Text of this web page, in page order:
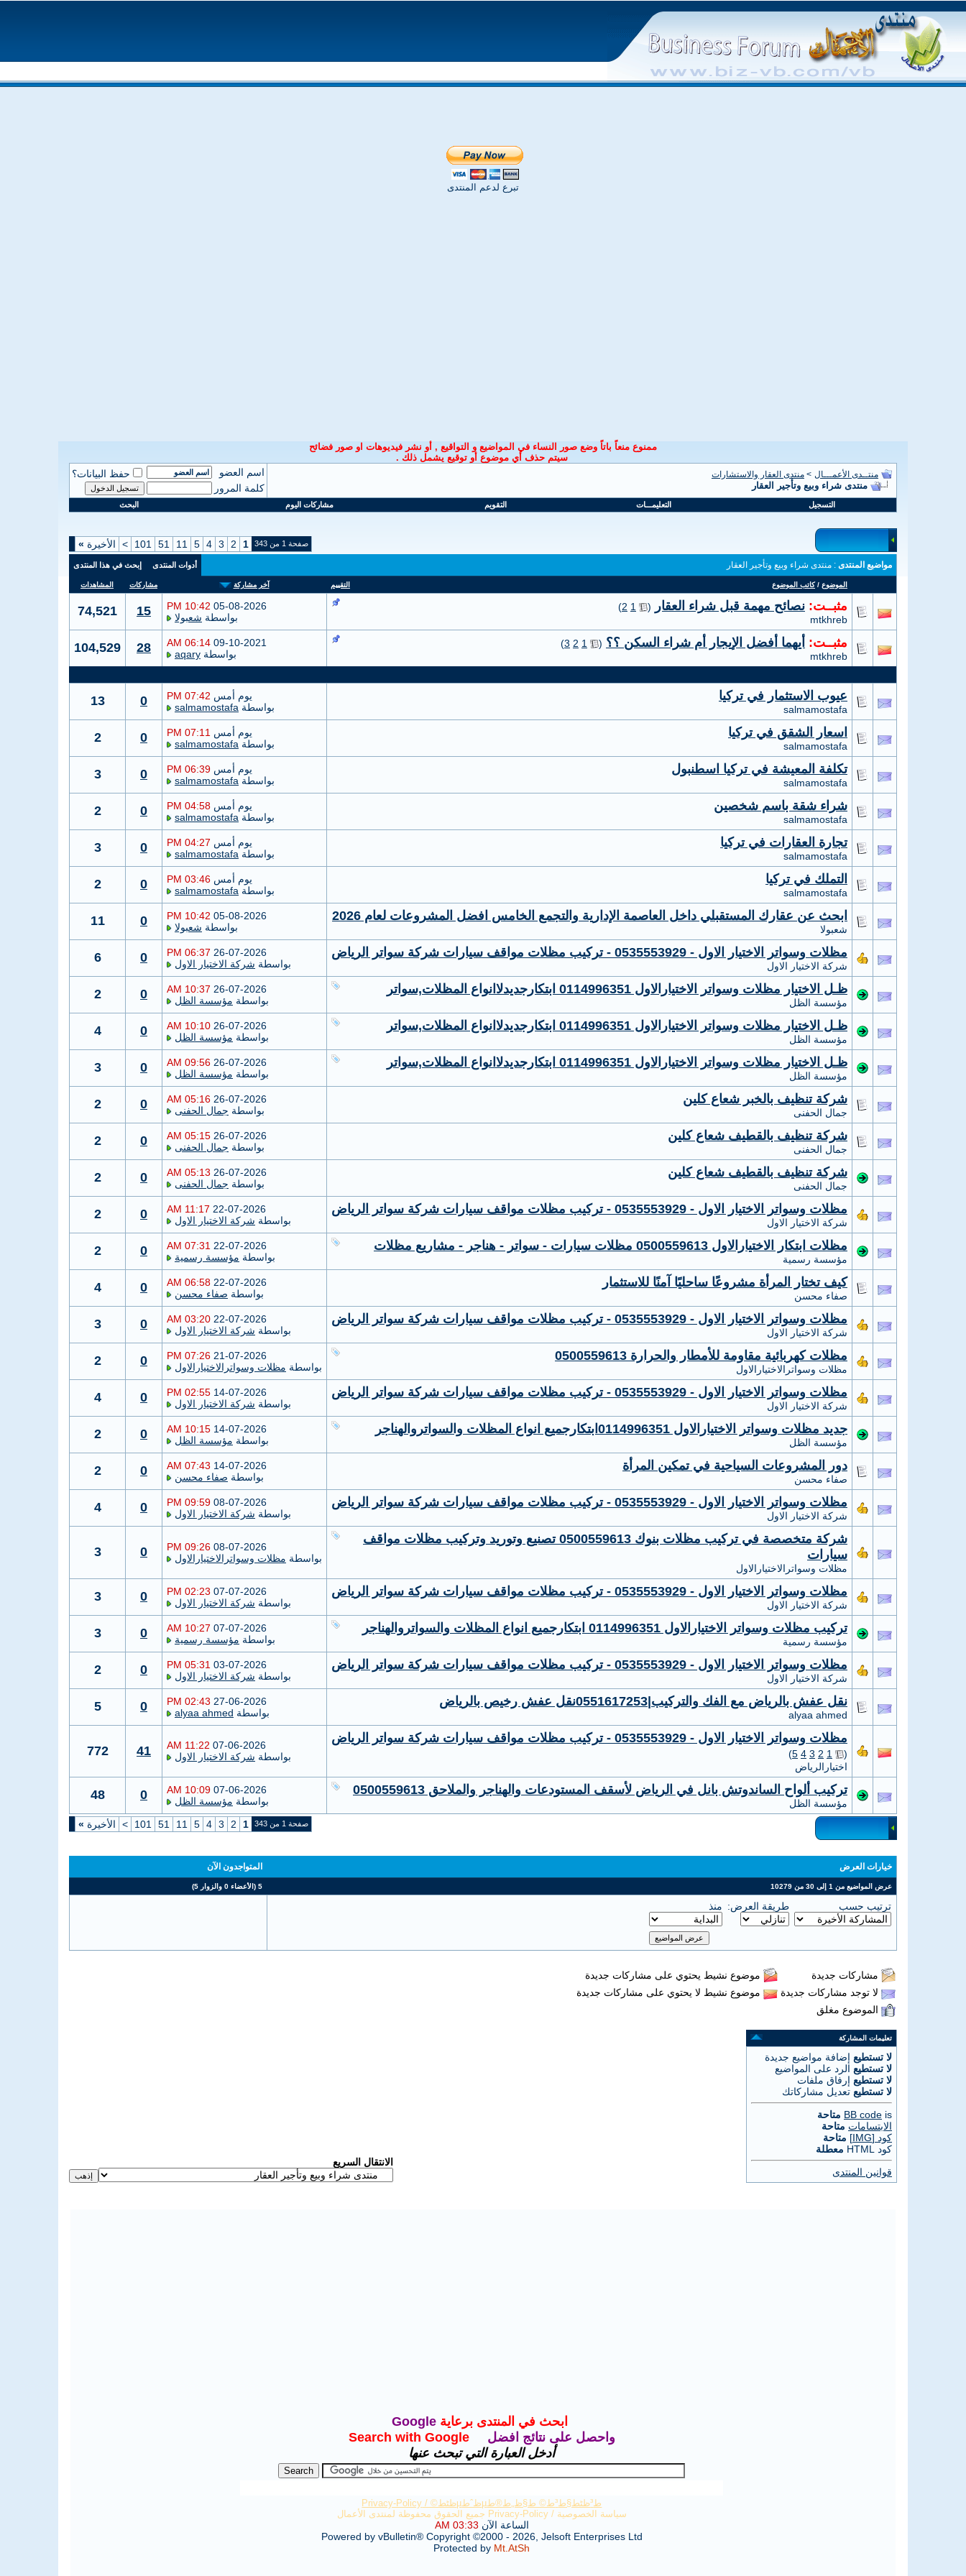
تبرع لدعم المنتدى
ممنوع منعاً باتاً وضع صور النساء في المواضيع و التواقيع , أو نشر فيديوهات او صور فضائح
سيتم حذف أي موضوع أو توقيع يشمل ذلك .
منتــدى الأعمـــال > منتدى العقار والاستشارات
منتدى شراء وبيع وتأجير العقار
اسم العضو
حفظ البيانات؟
كلمة المرور
التسجيل التعليمـــات التقويم مشاركات اليوم البحث
صفحة 1 من 343 1
2
3
4
5
11
51
101
> الأخيرة »
مواضيع المنتدى : منتدى شراء وبيع وتأجير العقار أدوات المنتدى إبحث في هذا المنتدى
التقييم الموضوع /كاتب الموضوع آخر مشاركة مشاركات المشاهدات
مثبــت: نصائح مهمة قبل شراء العقار (
1
2
)
mtkhreb
05-08-2026
10:42 PM
بواسطة شعبولا 15
74,521
مثبــت: أيهما أفضل الإيجار أم شراء السكن ؟؟ (
1
2
3
)
mtkhreb
09-10-2021
06:14 AM
بواسطة aqary
28
104,529
عيوب الاستثمار في تركيا
salmamostafa
يوم أمس 07:42 PM
بواسطة salmamostafa
0
13
اسعار الشقق في تركيا
salmamostafa
يوم أمس 07:11 PM
بواسطة salmamostafa
0
2
تكلفة المعيشة في تركيا اسطنبول
salmamostafa
يوم أمس 06:39 PM
بواسطة salmamostafa
0
3
شراء شقة باسم شخصين
salmamostafa
يوم أمس 04:58 PM
بواسطة salmamostafa
0
2
تجارة العقارات في تركيا
salmamostafa
يوم أمس 04:27 PM
بواسطة salmamostafa
0
3
التملك في تركيا
salmamostafa
يوم أمس 03:46 PM
بواسطة salmamostafa
0
2
ابحث عن عقارك المستقبلي داخل العاصمة الإدارية والتجمع الخامس افضل المشروعات لعام 2026
شعبولا
05-08-2026
10:42 PM
بواسطة شعبولا 0
11
مظلات وسواتر الاختيار الاول - 0535553929 - تركيب مظلات مواقف سيارات شركة سواتر الرياض
شركة الاختيار الاول
26-07-2026
06:37 PM
بواسطة شركة الاختيار الاول 0
6
ظـل الاختيار مظلات وسواتر الاختيارالاول 0114996351 ابتكارجديدلاانواع المظلات,سواتر
مؤسسة الظل
26-07-2026
10:37 AM
بواسطة مؤسسة الظل 0
2
ظـل الاختيار مظلات وسواتر الاختيارالاول 0114996351 ابتكارجديدلاانواع المظلات,سواتر
مؤسسة الظل
26-07-2026
10:10 AM
بواسطة مؤسسة الظل 0
4
ظـل الاختيار مظلات وسواتر الاختيارالاول 0114996351 ابتكارجديدلاانواع المظلات,سواتر
مؤسسة الظل
26-07-2026
09:56 AM
بواسطة مؤسسة الظل 0
3
شركة تنظيف بالخبر شعاع كلين
جمال الحفنى
26-07-2026
05:16 AM
بواسطة جمال الحفنى 0
2
شركة تنظيف بالقطيف شعاع كلين
جمال الحفنى
26-07-2026
05:15 AM
بواسطة جمال الحفنى 0
2
شركة تنظيف بالقطيف شعاع كلين
جمال الحفنى
26-07-2026
05:13 AM
بواسطة جمال الحفنى 0
2
مظلات وسواتر الاختيار الاول - 0535553929 - تركيب مظلات مواقف سيارات شركة سواتر الرياض
شركة الاختيار الاول
22-07-2026
11:17 AM
بواسطة شركة الاختيار الاول 0
2
مظلات ابتكار الاختيارالاول 0500559613 مظلات سيارات - سواتر - هناجر - مشاريع مظلات
مؤسسة رسمية
22-07-2026
07:31 AM
بواسطة مؤسسة رسمية 0
2
كيف تختار المرأة مشروعًا ساحليًا آمنًا للاستثمار
صفاء محسن
22-07-2026
06:58 AM
بواسطة صفاء محسن 0
4
مظلات وسواتر الاختيار الاول - 0535553929 - تركيب مظلات مواقف سيارات شركة سواتر الرياض
شركة الاختيار الاول
22-07-2026
03:20 AM
بواسطة شركة الاختيار الاول 0
3
مظلات كهربائية مقاومة للأمطار والحرارة 0500559613
مظلات وسواترالاختيارالاول
21-07-2026
07:26 PM
بواسطة مظلات وسواترالاختيارالاول 0
2
مظلات وسواتر الاختيار الاول - 0535553929 - تركيب مظلات مواقف سيارات شركة سواتر الرياض
شركة الاختيار الاول
14-07-2026
02:55 PM
بواسطة شركة الاختيار الاول 0
4
جديد مظلات وسواتر الاختيارالاول 0114996351ابتكارجميع انواع المظلات والسواتروالهناجر
مؤسسة الظل
14-07-2026
10:15 AM
بواسطة مؤسسة الظل 0
2
دور المشروعات السياحية في تمكين المرأة
صفاء محسن
14-07-2026
07:43 AM
بواسطة صفاء محسن 0
2
مظلات وسواتر الاختيار الاول - 0535553929 - تركيب مظلات مواقف سيارات شركة سواتر الرياض
شركة الاختيار الاول
08-07-2026
09:59 PM
بواسطة شركة الاختيار الاول 0
4
شركة متخصصة في تركيب مظلات بنوك 0500559613 تصنيع وتوريد وتركيب مظلات مواقف
سيارات
مظلات وسواترالاختيارالاول
08-07-2026
09:26 PM
بواسطة مظلات وسواترالاختيارالاول 0
3
مظلات وسواتر الاختيار الاول - 0535553929 - تركيب مظلات مواقف سيارات شركة سواتر الرياض
شركة الاختيار الاول
07-07-2026
02:23 PM
بواسطة شركة الاختيار الاول 0
3
تركيب مظلات وسواتر الاختيارالاول 0114996351 ابتكارجميع انواع المظلات والسواتروالهناجر
مؤسسة رسمية
07-07-2026
10:27 AM
بواسطة مؤسسة رسمية 0
3
مظلات وسواتر الاختيار الاول - 0535553929 - تركيب مظلات مواقف سيارات شركة سواتر الرياض
شركة الاختيار الاول
03-07-2026
05:31 PM
بواسطة شركة الاختيار الاول 0
2
نقل عفش بالرياض مع الفك والتركيب|0551617253نقل عفش رخيص بالرياض
alyaa ahmed
27-06-2026
02:43 PM
بواسطة alyaa ahmed
0
5
مظلات وسواتر الاختيار الاول - 0535553929 - تركيب مظلات مواقف سيارات شركة سواتر الرياض
(
1
2
3
4
5
)
اختيارالرياض
07-06-2026
11:22 AM
بواسطة شركة الاختيار الاول 41
772
تركيب ألواح الساندوتش بانل في الرياض لأسقف المستودعات والهناجر والملاحق 0500559613
مؤسسة الظل
07-06-2026
10:09 AM
بواسطة مؤسسة الظل 0
48
صفحة 1 من 343 1
2
3
4
5
11
51
101
> الأخيرة »
خيارات العرض المتواجدون الآن
عرض المواضيع من 1 إلى 30 من 10279 5 (الأعضاء 0 والزوار 5)
ترتيب حسب طريقة العرض: منذ
مشاركات جديدة
موضوع نشيط يحتوي على مشاركات جديدة
لا توجد مشاركات جديدة
موضوع نشيط لا يحتوي على مشاركات جديدة
الموضوع مغلق
تعليمات المشاركة
لا تستطيع إضافة مواضيع جديدة
لا تستطيع الرد على المواضيع
لا تستطيع إرفاق ملفات
لا تستطيع تعديل مشاركاتك
BB code is
متاحة
الابتسامات متاحة
كود [IMG]
متاحة
كود HTML
معطلة
قوانين المنتدى
الانتقال السريع
ابحث في المنتدى برعاية Google
واحصل على نتائج افضل
Search with Google
أدخل العبارة التي تبحث عنها
ط³ظٹط§ط³ط© ط§ظ„ط®طµظˆطµظٹط© /
Privacy-Policy
سياسة الخصوصية / Privacy-Policy جميع الحقوق محفوظة لمنتدى الأعمال
الساعة الآن 03:33 AM
Powered by vBulletin® Copyright ©2000 - 2026, Jelsoft Enterprises Ltd
Protected by Mt.AtSh